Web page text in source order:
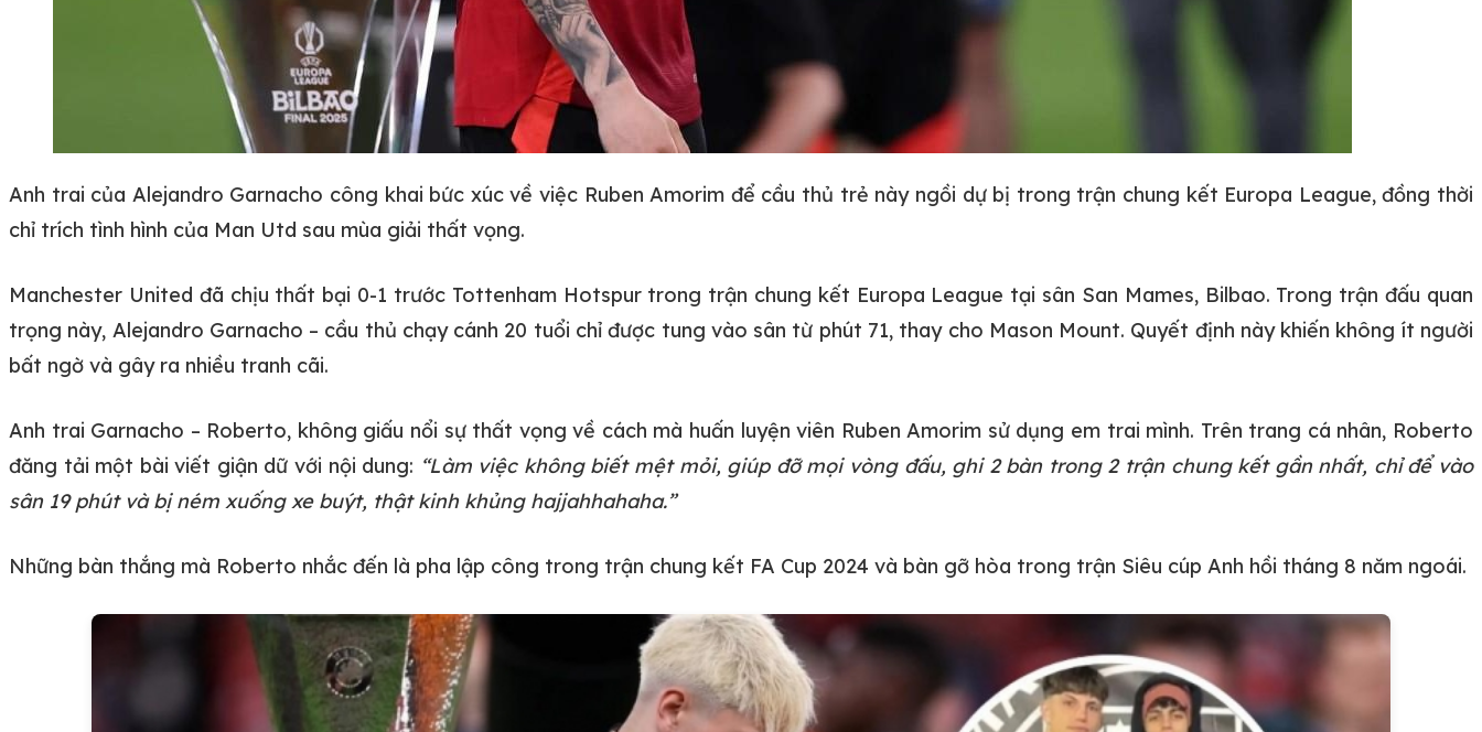
Anh trai của Alejandro Garnacho công khai bức xúc về việc Ruben Amorim để cầu thủ trẻ này ngồi dự bị trong trận chung kết Europa League, đồng thời
chỉ trích tình hình của Man Utd sau mùa giải thất vọng.
Manchester United đã chịu thất bại 0-1 trước Tottenham Hotspur trong trận chung kết Europa League tại sân San Mames, Bilbao. Trong trận đấu quan
trọng này, Alejandro Garnacho – cầu thủ chạy cánh 20 tuổi chỉ được tung vào sân từ phút 71, thay cho Mason Mount. Quyết định này khiến không ít người
bất ngờ và gây ra nhiều tranh cãi.
Anh trai Garnacho – Roberto, không giấu nổi sự thất vọng về cách mà huấn luyện viên Ruben Amorim sử dụng em trai mình. Trên trang cá nhân, Roberto
đăng tải một bài viết giận dữ với nội dung: “Làm việc không biết mệt mỏi, giúp đỡ mọi vòng đấu, ghi 2 bàn trong 2 trận chung kết gần nhất, chỉ để vào
sân 19 phút và bị ném xuống xe buýt, thật kinh khủng hajjahhahaha.”
Những bàn thắng mà Roberto nhắc đến là pha lập công trong trận chung kết FA Cup 2024 và bàn gỡ hòa trong trận Siêu cúp Anh hồi tháng 8 năm ngoái.